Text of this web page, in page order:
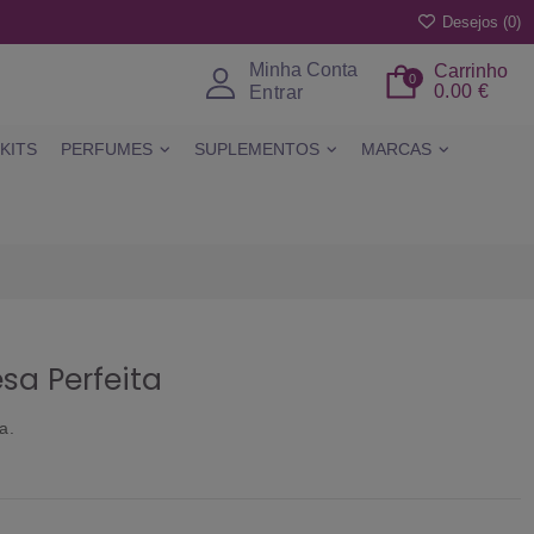
Desejos (0)
Minha Conta
Entrar
Carrinho
0
0.00 €
KITS PERFUMES SUPLEMENTOS MARCAS
Perfeita